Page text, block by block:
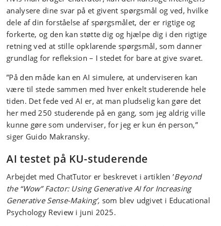
analysere dine svar på et givent spørgsmål og ved, hvilke
dele af din forståelse af spørgsmålet, der er rigtige og
forkerte, og den kan støtte dig og hjælpe dig i den rigtige
retning ved at stille opklarende spørgsmål, som danner
grundlag for refleksion – I stedet for bare at give svaret.
”På den måde kan en AI simulere, at underviseren kan
være til stede sammen med hver enkelt studerende hele
tiden. Det fede ved AI er, at man pludselig kan gøre det
her med 250 studerende på en gang, som jeg aldrig ville
kunne gøre som underviser, for jeg er kun én person,”
siger Guido Makransky.
AI testet på KU-studerende
Arbejdet med ChatTutor er beskrevet i artiklen ’Beyond
the “Wow” Factor: Using Generative AI for Increasing
Generative Sense-Making’, som blev udgivet i Educational
Psychology Review i juni 2025.